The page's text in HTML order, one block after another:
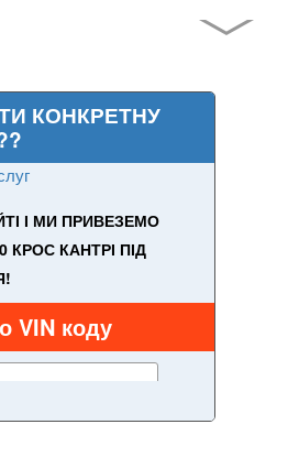
КОНКРЕТНУ
І МИ ПРИВЕЗЕМО
КАНТРІ ПІД
VIN коду